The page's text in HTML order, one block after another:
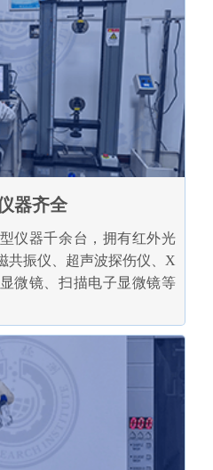
器齐全
仪器千余台，拥有红外光
共振仪、超声波探伤仪、X
微镜、扫描电子显微镜等